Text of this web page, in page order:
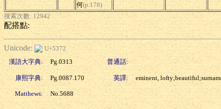
何(p.178)
搜索次數: 12942
配搭點:
Unicode:
U+5372
漢語大字典:
Pg.0313 普通話:
康熙字典: Pg.0087.170 英譯: eminent,
Matthews: No.5688